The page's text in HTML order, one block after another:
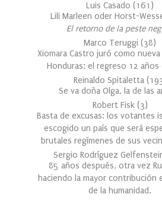
Luis Casado (161 )
Lili Marleen oder Horst-
El retorno de la peste
Marco Teruggi (38)
Xiomara Castro juró como
Honduras: el regreso 12 años
Reinaldo Spitaletta (
Se va doña Olga, la de las
Robert Fisk (3)
Basta de excusas: los votantes
escogido un país que será
brutales regímenes de sus
Sergio Rodríguez
85 años después, otra vez
haciendo la mayor contribución
de la humanidad.